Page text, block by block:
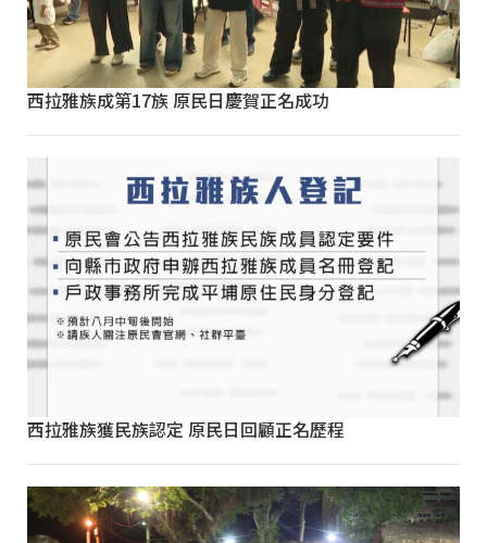
西拉雅族成第17族 原民日慶賀正名成功
西拉雅族獲民族認定 原民日回顧正名歷程